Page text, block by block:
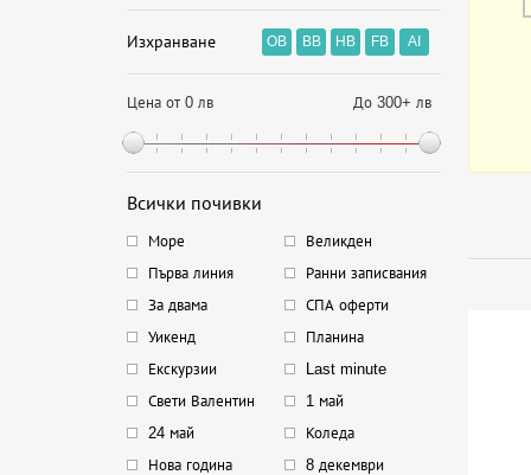
Изхранване OB BB HB FB AI
Цена от 0 лв До 300+ лв
Всички почивки
Море
Великден
Първа линия
Ранни записвания
За двама
СПА оферти
Уикенд
Планина
Екскурзии
Last minute
Свети Валентин
1 май
24 май
Коледа
Нова година
8 декември